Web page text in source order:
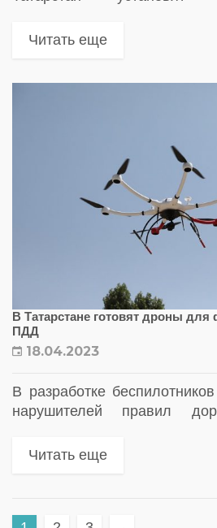
Читать еще
В Татарстане готовят дроны
ПДД
18.04.2023
В разработке
нарушителей правил
Читать еще